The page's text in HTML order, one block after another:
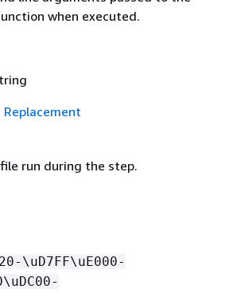
when executed.
Replacement
run during the step.
\uD7FF\uE000-